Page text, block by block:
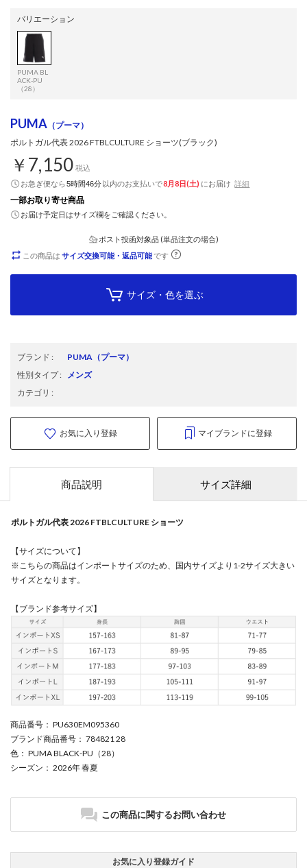
バリエーション
PUMA BL
ACK-PU
（28）
PUMA （プーマ）
ポルトガル代表 2026 FTBLCULTURE ショーツ(ブラック)
￥7,150 税込
お急ぎ便なら5時間46分以内のお支払いで8月8日(土) にお届け 詳細
一部お取り寄せ商品
お届け予定日はサイズ欄をご確認ください。
ポスト投函対象品 (単品注文の場合)
この商品は サイズ交換可能・返品可能です
サイズ・色を選ぶ
ブランド : PUMA （プーマ）
性別タイプ:
メンズ
カテゴリ :
お気に入り登録 マイブランドに登録
商品説明 サイズ詳細
ポルトガル代表 2026 FTBLCULTURE ショーツ
【サイズについて】
※こちらの商品はインポートサイズのため、国内サイズより1-2サイズ大きい
サイズとなります。
【ブランド参考サイズ】
商品番号 ： PU630EM095360
ブランド商品番号 ： 784821 28
色 ： PUMA BLACK-PU（28）
シーズン ： 2026年 春夏
この商品に関するお問い合わせ
お気に入り登録ガイド